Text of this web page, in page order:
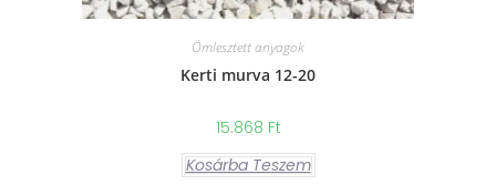
Ömlesztett anyagok
Kerti murva 12-20
15.868 Ft
Kosárba Teszem